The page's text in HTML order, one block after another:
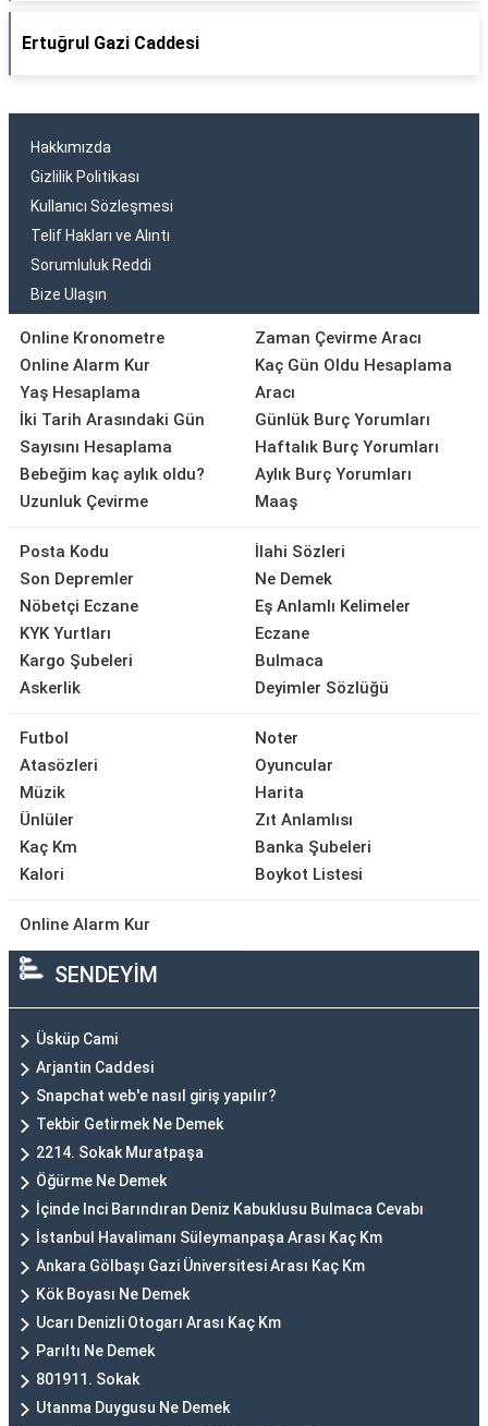
Ertuğrul Gazi Caddesi
Hakkımızda
Gizlilik Politikası
Kullanıcı Sözleşmesi
Telif Hakları ve Alıntı
Sorumluluk Reddi
Bize Ulaşın
Online Kronometre
Online Alarm Kur
Yaş Hesaplama
İki Tarih Arasındaki Gün
Sayısını Hesaplama
Bebeğim kaç aylık oldu?
Uzunluk Çevirme
Zaman Çevirme Aracı
Kaç Gün Oldu Hesaplama
Aracı
Günlük Burç Yorumları
Haftalık Burç Yorumları
Aylık Burç Yorumları
Maaş
Posta Kodu
Son Depremler
Nöbetçi Eczane
KYK Yurtları
Kargo Şubeleri
Askerlik
İlahi Sözleri
Ne Demek
Eş Anlamlı Kelimeler
Eczane
Bulmaca
Deyimler Sözlüğü
Futbol
Atasözleri
Müzik
Ünlüler
Kaç Km
Kalori
Noter
Oyuncular
Harita
Zıt Anlamlısı
Banka Şubeleri
Boykot Listesi
Online Alarm Kur
SENDEYİM
Üsküp Cami
Arjantin Caddesi
Snapchat web'e nasıl giriş yapılır?
Tekbir Getirmek Ne Demek
2214. Sokak Muratpaşa
Öğürme Ne Demek
İçinde Inci Barındıran Deniz Kabuklusu Bulmaca Cevabı
İstanbul Havalimanı Süleymanpaşa Arası Kaç Km
Ankara Gölbaşı Gazi Üniversitesi Arası Kaç Km
Kök Boyası Ne Demek
Ucarı Denizli Otogarı Arası Kaç Km
Parıltı Ne Demek
801911. Sokak
Utanma Duygusu Ne Demek